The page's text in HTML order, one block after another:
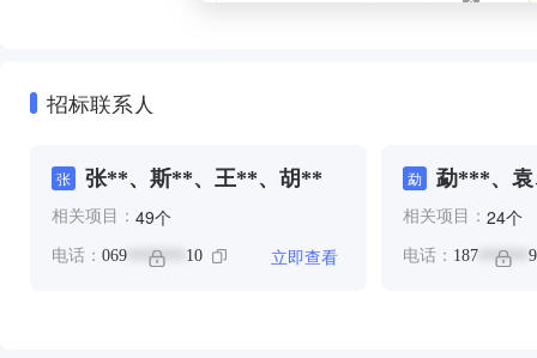
招标联系人
张 张**、斯**、王**、胡**
相关项目： 49个
电话： 069 ******* 10 立即查看
勐 勐***、
相关项目： 24个
电话： 187 ******